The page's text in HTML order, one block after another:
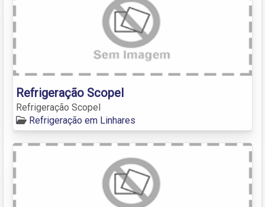
Refrigeração Scopel
Refrigeração Scopel
Refrigeração em Linhares